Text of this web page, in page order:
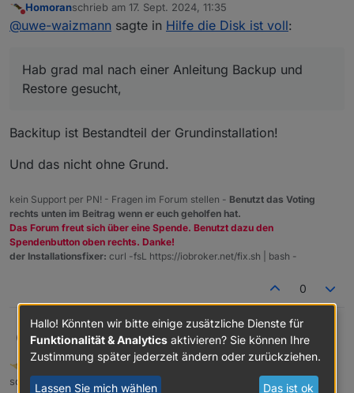
Hab grad mal nach einer Anleitung Backup und
Restore gesucht, finde aber nichts hier im
Was genau wird bei einem Backup gesichert?
Was muss ich bei Neuinstallation alles selbst
Datenpunkte?
Die Scripte, Nodered, VIS hab ich schon
Nicht stören
Homoranschrieb am 17. Sept. 2024, 11:35
zuletzt editiert von
@uwe-waizmann sagte in Hilfe die Disk ist voll:
Hab grad mal nach einer Anleitung Backup und
Restore gesucht,
Backitup ist Bestandteil der Grundinstallation!
Und das nicht ohne Grund.
kein Support per PN! - Fragen im Forum stellen - Benutzt das Voting
rechts unten im Beitrag wenn er euch geholfen hat.
Das Forum freut sich über eine Spende. Benutzt dazu den
Spendenbutton oben rechts. Danke!
der Installationsfixer: curl -fsL https://iobroker.net/fix.sh | bash -
0
Uwe Waizmann @ crunchipsaid inHilfe die Disk ist voll:
uwe-waizmann
Hilfe die Disk
Abwesend
crunchip FORUM TESTING
schrieb am 17. Sept. 2024, 11:47
zuletzt editiert von
Hallo! Könnten wir bitte einige zusätzliche Dienste für
Funktionalität & Analytics aktivieren? Sie können Ihre
Zustimmung später jederzeit ändern oder zurückziehen.
Lassen Sie mich wählen Das ist ok